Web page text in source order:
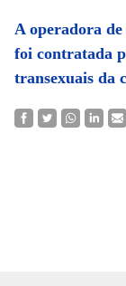
A operadora
foi contratada
transexuais da